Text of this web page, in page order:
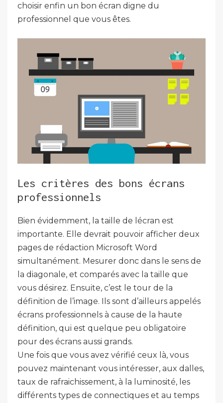
choisir enfin un bon écran digne du
professionnel que vous êtes.
Les critères des bons écrans
professionnels
Bien évidemment, la taille de lécran est
importante. Elle devrait pouvoir afficher deux
pages de rédaction Microsoft Word
simultanément. Mesurer donc dans le sens de
la diagonale, et comparés avec la taille que
vous désirez. Ensuite, c’est le tour de la
définition de l’image. Ils sont d’ailleurs appelés
écrans professionnels à cause de la haute
définition, qui est quelque peu obligatoire
pour des écrans aussi grands.
Une fois que vous avez vérifié ceux là, vous
pouvez maintenant vous intéresser, aux dalles,
taux de rafraichissement, à la luminosité, les
différents types de connectiques et au temps